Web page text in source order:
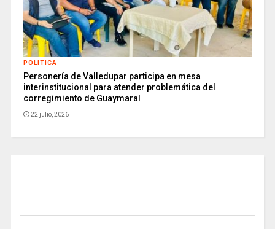
POLITICA
Personería de Valledupar participa en mesa
interinstitucional para atender problemática del
corregimiento de Guaymaral
22 julio, 2026